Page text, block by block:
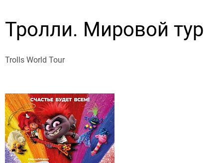
Тролли. Мировой тур
Trolls World Tour